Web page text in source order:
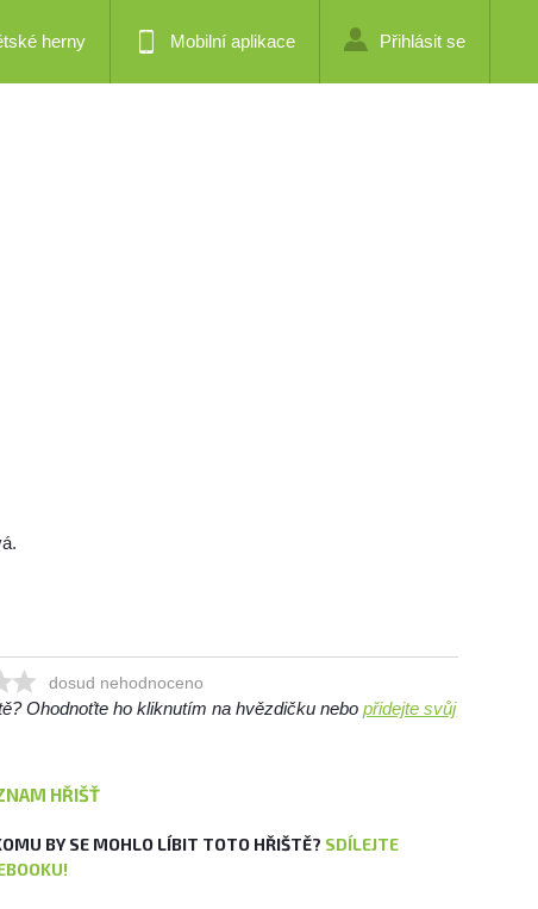
herny Mobilní aplikace Přihlásit se
dosud nehodnoceno
Ohodnoťte ho kliknutím na hvězdičku nebopřidejte svůj
HŘIŠŤ
BY SE MOHLO LÍBIT TOTO HŘIŠTĚ? SDÍLEJTE